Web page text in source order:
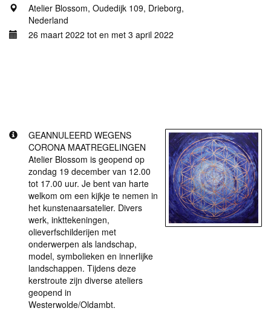
Atelier Blossom, Oudedijk 109, Drieborg,
Nederland
26 maart 2022 tot en met 3 april 2022
GEANNULEERD WEGENS
CORONA MAATREGELINGEN
Atelier Blossom is geopend op
zondag 19 december van 12.00
tot 17.00 uur. Je bent van harte
welkom om een kijkje te nemen in
het kunstenaarsatelier. Divers
werk, inkttekeningen,
olieverfschilderijen met
onderwerpen als landschap,
model, symbolieken en innerlijke
landschappen. Tijdens deze
kerstroute zijn diverse ateliers
geopend in
Westerwolde/Oldambt.